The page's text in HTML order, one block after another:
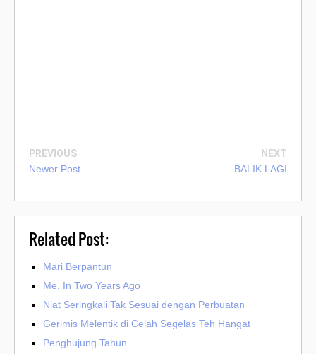
PREVIOUS
Newer Post
NEXT
BALIK LAGI
Related Post:
Mari Berpantun
Me, In Two Years Ago
Niat Seringkali Tak Sesuai dengan Perbuatan
Gerimis Melentik di Celah Segelas Teh Hangat
Penghujung Tahun